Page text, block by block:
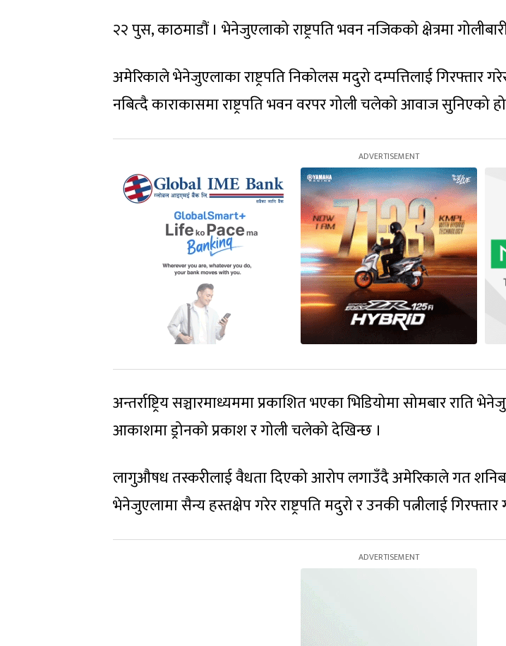
२२ पुस, काठमाडौं । भेनेजुएलाको राष्ट्रपति भवन नजिकको क्षेत्रमा
अमेरिकाले भेनेजुएलाका राष्ट्रपति निकोलस मदुरो दम्पत्तिलाई गिरफ्तार
नबित्दै काराकासमा राष्ट्रपति भवन वरपर गोली चलेको आवाज सुनिएको
अन्तर्राष्ट्रिय सञ्चारमाध्यममा प्रकाशित भएका भिडियोमा सोमबार राति
आकाशमा ड्रोनको प्रकाश र गोली चलेको देखिन्छ ।
लागुऔषध तस्करीलाई वैधता दिएको आरोप लगाउँदै अमेरिकाले गत
भेनेजुएलामा सैन्य हस्तक्षेप गरेर राष्ट्रपति मदुरो र उनकी पत्नीलाई गिरफ्तार